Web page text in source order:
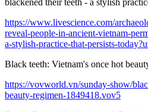
https://www.livescience.com/
reveal-people-in-ancient-vietnam-
a-stylish-practice-that-persists-
Black teeth: Vietnam's once hot
https://vovworld.vn/sunday-show/
beauty-regimen-1849418.vov5
Dental Ritual Mutilations and